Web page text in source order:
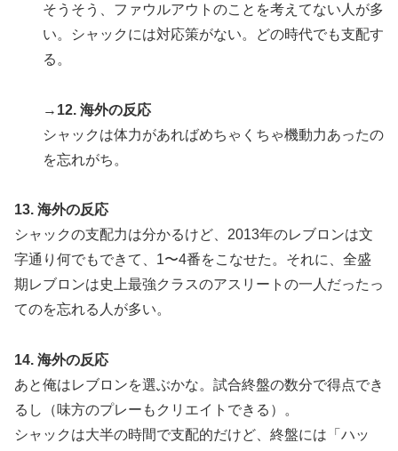
そうそう、ファウルアウトのことを考えてない人が多
い。シャックには対応策がない。どの時代でも支配す
る。
→ 12. 海外の反応
シャックは体力があればめちゃくちゃ機動力あったの
を忘れがち。
13. 海外の反応
シャックの支配力は分かるけど、2013年のレブロンは文
字通り何でもできて、1〜4番をこなせた。それに、全盛
期レブロンは史上最強クラスのアスリートの一人だったっ
てのを忘れる人が多い。
14. 海外の反応
あと俺はレブロンを選ぶかな。試合終盤の数分で得点でき
るし（味方のプレーもクリエイトできる）。
シャックは大半の時間で支配的だけど、終盤には「ハッ